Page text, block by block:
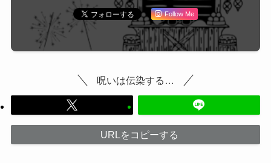
Follow Me
呪いは伝染する…
URLをコピーする